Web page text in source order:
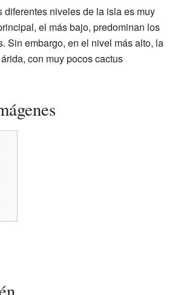
diferentes niveles de la isla es muy
el más bajo, predominan los
Sin embargo, en el nivel más alto, la
con muy pocos cactus